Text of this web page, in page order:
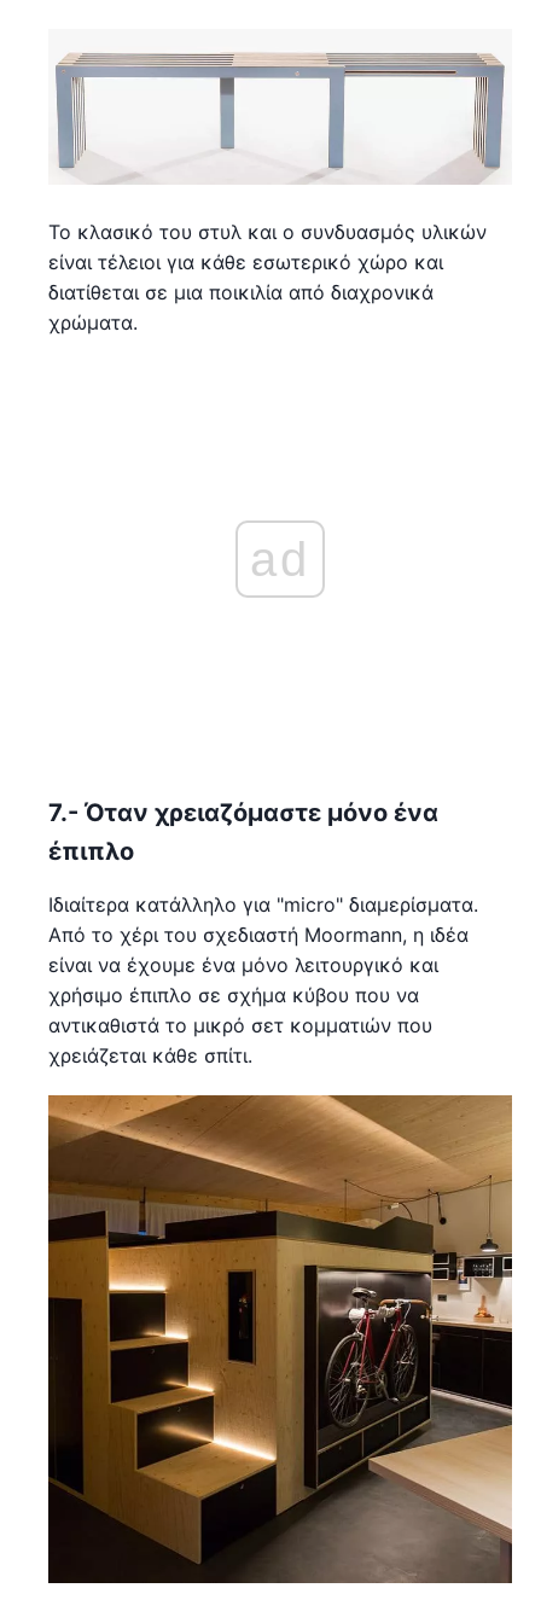
Το κλασικό του στυλ και ο συνδυασμός υλικών
είναι τέλειοι για κάθε εσωτερικό χώρο και
διατίθεται σε μια ποικιλία από διαχρονικά
χρώματα.
ad
7.- Όταν χρειαζόμαστε μόνο ένα
έπιπλο
Ιδιαίτερα κατάλληλο για "micro" διαμερίσματα.
Από το χέρι του σχεδιαστή Moormann, η ιδέα
είναι να έχουμε ένα μόνο λειτουργικό και
χρήσιμο έπιπλο σε σχήμα κύβου που να
αντικαθιστά το μικρό σετ κομματιών που
χρειάζεται κάθε σπίτι.